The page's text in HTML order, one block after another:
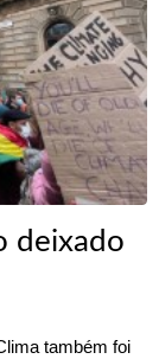
deixado
também foi